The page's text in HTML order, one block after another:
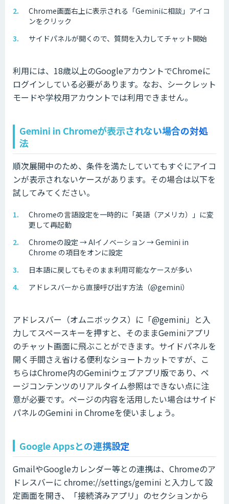
Chrome画面右上に表示される「Geminiに相談」アイコ
ンをクリック
サイドパネルが開くので、質問を入力してチャット開始
利用には、18歳以上のGoogleアカウントでChromeに
ログインしている必要があります。なお、シークレット
モードや学校用アカウントでは利用できません。
Gemini in Chromeが表示されない場合の対処
法
順次展開中のため、条件を満たしていてもすぐにアイコ
ンが表示されないケースがあります。その場合は以下を
試してみてください。
Chromeの言語設定を一時的に「英語（アメリカ）」に変
更して再起動
Chromeの設定 → AIイノベーション → Gemini in
Chrome の項目をオンに設定
日本語に戻してもそのまま利用可能なケースが多い
アドレスバーから直接呼び出す方法（@gemini）
アドレスバー（オムニボックス）に「@gemini」と入
力してスペースキーを押すと、そのままGeminiアプリ
のチャット画面に飛ぶことができます。サイドパネルを
開く手間さえ省ける便利なショートカットですが、こ
ちらはChrome内のGeminiウェブアプリ版であり、ペ
ージコンテンツのリアルタイム参照はできない点に注
意が必要です。ページの内容を活用したい場合はサイド
パネルのGemini in Chromeを使いましょう。
Google Appsとの連携設定
GmailやGoogleカレンダー等との連携は、Chromeのア
ドレスバーに chrome://settings/gemini と入力して設
定画面を開き、「接続済みアプリ」のセクションから